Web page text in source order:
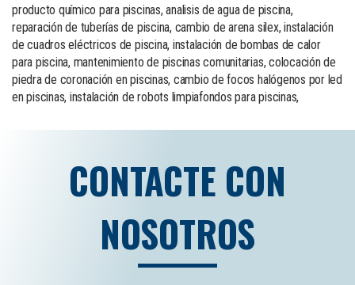
producto químico para piscinas, analisis de agua de piscina,
reparación de tuberías de piscina, cambio de arena silex, instalación
de cuadros eléctricos de piscina, instalación de bombas de calor
para piscina, mantenimiento de piscinas comunitarias, colocación de
piedra de coronación en piscinas, cambio de focos halógenos por led
en piscinas, instalación de robots limpiafondos para piscinas,
CONTACTE CON
NOSOTROS